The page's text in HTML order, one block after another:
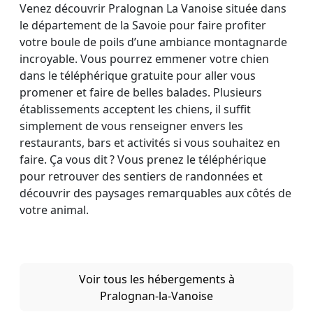
Venez découvrir Pralognan La Vanoise située dans
le département de la Savoie pour faire profiter
votre boule de poils d’une ambiance montagnarde
incroyable. Vous pourrez emmener votre chien
dans le téléphérique gratuite pour aller vous
promener et faire de belles balades. Plusieurs
établissements acceptent les chiens, il suffit
simplement de vous renseigner envers les
restaurants, bars et activités si vous souhaitez en
faire. Ça vous dit ? Vous prenez le téléphérique
pour retrouver des sentiers de randonnées et
découvrir des paysages remarquables aux côtés de
votre animal.
Voir tous les hébergements à
Pralognan-la-Vanoise